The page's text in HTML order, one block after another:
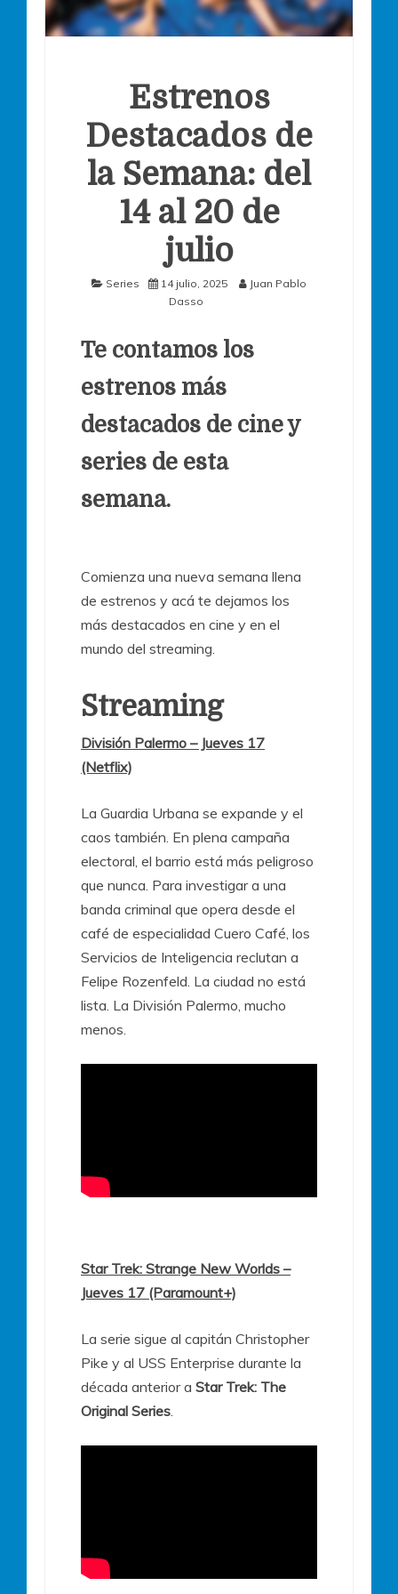
Estrenos
Destacados de
la Semana: del
14 al 20 de
julio
Series 14 julio, 2025
Juan Pablo
Dasso
Te contamos los
estrenos más
destacados de cine y
series de esta
semana.
Comienza una nueva semana llena
de estrenos y acá te dejamos los
más destacados en cine y en el
mundo del streaming.
Streaming
División Palermo – Jueves 17
(Netflix)
La Guardia Urbana se expande y el
caos también. En plena campaña
electoral, el barrio está más peligroso
que nunca. Para investigar a una
banda criminal que opera desde el
café de especialidad Cuero Café, los
Servicios de Inteligencia reclutan a
Felipe Rozenfeld. La ciudad no está
lista. La División Palermo, mucho
menos.
Star Trek: Strange New Worlds –
Jueves 17 (Paramount+)
La serie sigue al capitán Christopher
Pike y al USS Enterprise durante la
década anterior a Star Trek: The
Original Series.